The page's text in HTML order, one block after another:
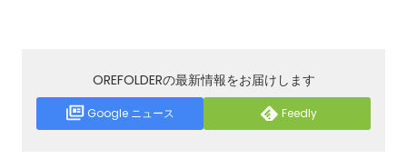
OREFOLDERの最新情報をお届けします
Google ニュース Feedly